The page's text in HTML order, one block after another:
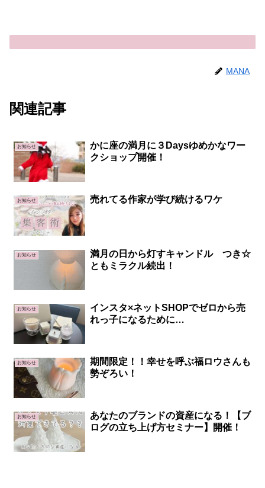
MANA
関連記事
お知らせ
かに座の満月に３Daysゆめかなワー
クショップ開催！
お知らせ 売れてる作家が学び続けるワケ
お知らせ
満月の日から灯すキャンドル つき☆
ともミラクル続出！
お知らせ
インスタ×ネットSHOPでゼロから売
れっ子になるために…
お知らせ
期間限定！！幸せを呼ぶ福ロウさんも
勢ぞろい！
お知らせ
あなたのブランドの資産になる！【ブ
ログの立ち上げ方セミナー】開催！